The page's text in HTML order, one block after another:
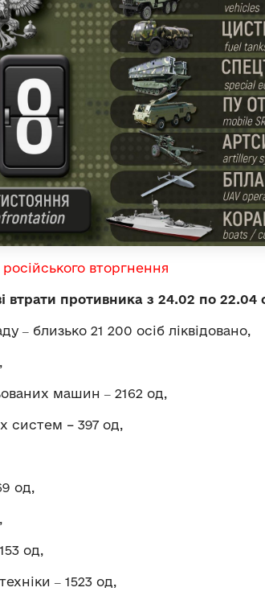
вторгнення
втрати противника з 24.02 по 22.04
‒ близько 21 200 осіб ліквідовано,
машин ‒ 2162 од,
систем – 397 од,
од,
од,
‒ 1523 од,